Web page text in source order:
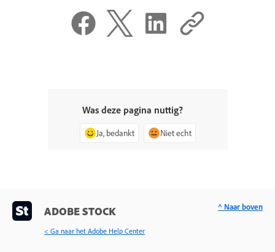
Was deze pagina nuttig?
Ja, bedankt Niet echt
ADOBE STOCK
< Ga naar het Adobe Help Center
^ Naar boven